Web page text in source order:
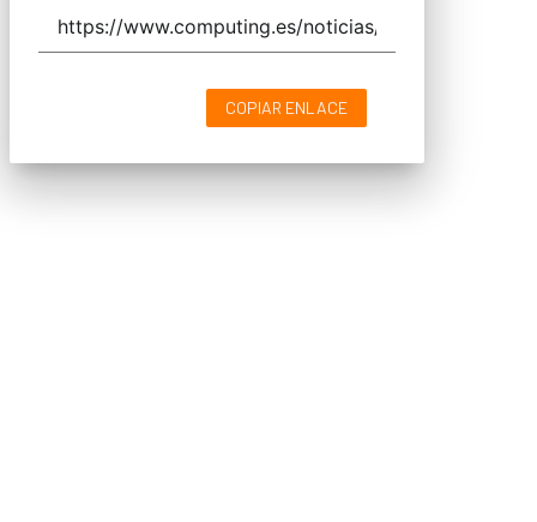
COPIAR ENLACE